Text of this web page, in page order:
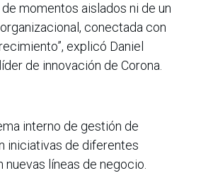
momentos aislados ni de un
conectada con
explicó Daniel
de innovación de Corona.
interno de gestión de
iniciativas de diferentes
líneas de negocio.